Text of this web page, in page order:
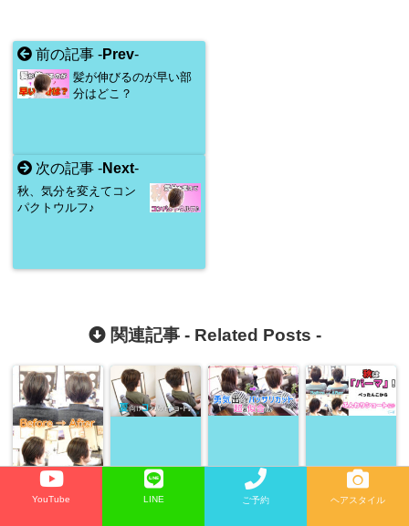
前の記事 -Prev-
髪が伸びるのが早い部
分はどこ？
次の記事 -Next-
秋、気分を変えてコン
パクトウルフ♪
関連記事 - Related Posts -
いい感じ〜をよ
り良くいい感じ
夏向けコンパク
トショート♪
勇気出してバッ
サリカットした
秋はパーマ！ぺ
ったんこショー
YouTube LINE ご予約 ヘアスタイル